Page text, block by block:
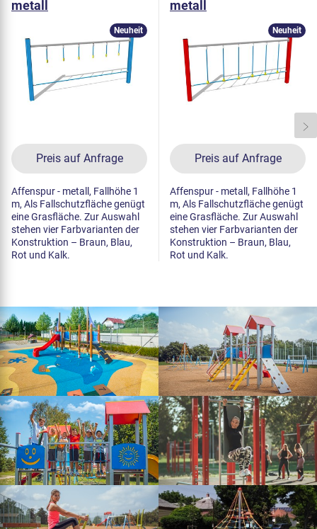
metall
Preis auf Anfrage
Neuheit
Affenspur - metall, Fallhöhe 1
m, Als Fallschutzfläche genügt
eine Grasfläche. Zur Auswahl
stehen vier Farbvarianten der
Konstruktion – Braun, Blau,
Rot und Kalk.
metall
Preis auf Anfrage
Neuheit
Affenspur - metall, Fallhöhe 1
m, Als Fallschutzfläche genügt
eine Grasfläche. Zur Auswahl
stehen vier Farbvarianten der
Konstruktion – Braun, Blau,
Rot und Kalk.